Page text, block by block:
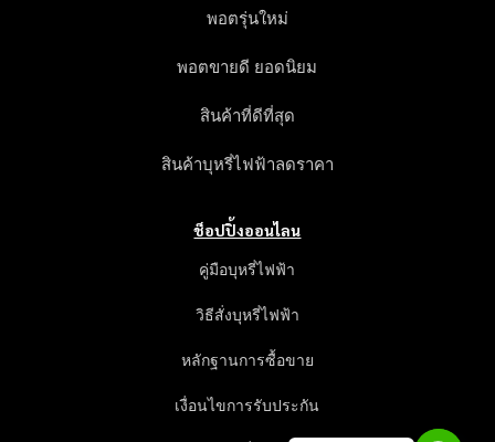
พอตรุ่นใหม่
พอตขายดี ยอดนิยม
สินค้าที่ดีที่สุด
สินค้าบุหรี่ไฟฟ้าลดราคา
ช็อปปิ้งออนไลน
คู่มือบุหรี่ไฟฟ้า
วิธีสั่งบุหรี่ไฟฟ้า
หลักฐานการซื้อขาย
เงื่อนไขการรับประกัน